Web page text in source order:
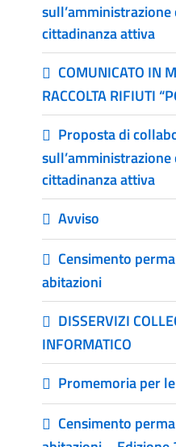
cittadinanza attiva
COMUNICATO IN
RACCOLTA RIFIUTI
Proposta di
cittadinanza attiva
Avviso
Censimento
abitazioni
DISSERVIZI
INFORMATICO
Promemoria per
Censimento